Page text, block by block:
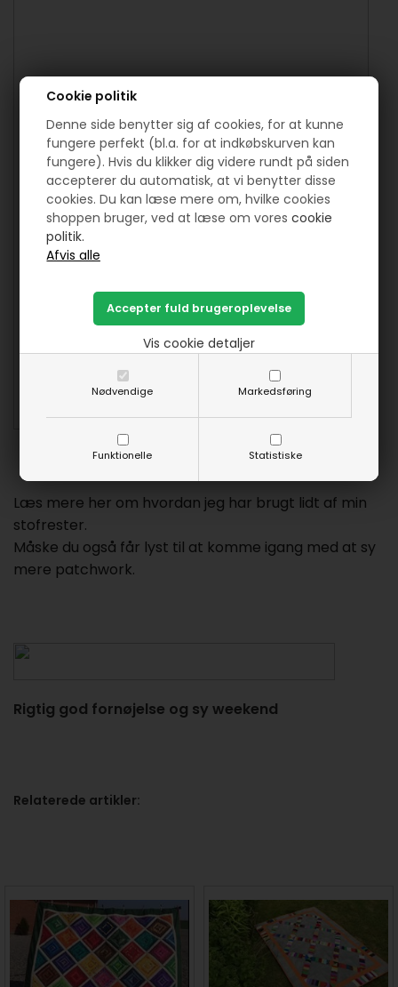
Cookie politik
Denne side benytter sig af cookies, for at kunne
fungere perfekt (bl.a. for at indkøbskurven kan
fungere). Hvis du klikker dig videre rundt på siden
accepterer du automatisk, at vi benytter disse
cookies. Du kan læse mere om, hvilke cookies
shoppen bruger, ved at læse om vorescookie
politik.
Nødvendige Markedsføring
Funktionelle Statistiske
Vis cookie detaljer
Læs mere her om hvordan jeg har brugt lidt af min
stofrester.
Måske du også får lyst til at komme igang med at sy
mere patchwork.
Rigtig god fornøjelse og sy weekend
Relaterede artikler: